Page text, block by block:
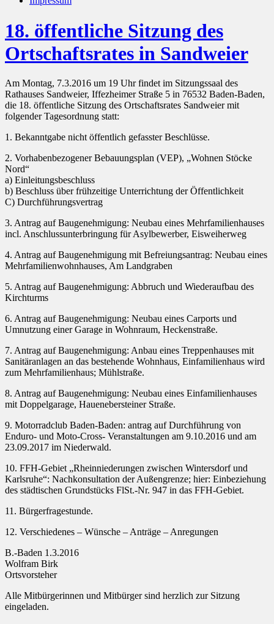
18. öffentliche Sitzung des
Ortschaftsrates in Sandweier
Am Montag, 7.3.2016 um 19 Uhr findet im Sitzungssaal des
Rathauses Sandweier, Iffezheimer Straße 5 in 76532 Baden-Baden,
die 18. öffentliche Sitzung des Ortschaftsrates Sandweier mit
folgender Tagesordnung statt:
1. Bekanntgabe nicht öffentlich gefasster Beschlüsse.
2. Vorhabenbezogener Bebauungsplan (VEP), „Wohnen Stöcke
Nord“
a) Einleitungsbeschluss
b) Beschluss über frühzeitige Unterrichtung der Öffentlichkeit
C) Durchführungsvertrag
3. Antrag auf Baugenehmigung: Neubau eines Mehrfamilienhauses
incl. Anschlussunterbringung für Asylbewerber, Eisweiherweg
4. Antrag auf Baugenehmigung mit Befreiungsantrag: Neubau eines
Mehrfamilienwohnhauses, Am Landgraben
5. Antrag auf Baugenehmigung: Abbruch und Wiederaufbau des
Kirchturms
6. Antrag auf Baugenehmigung: Neubau eines Carports und
Umnutzung einer Garage in Wohnraum, Heckenstraße.
7. Antrag auf Baugenehmigung: Anbau eines Treppenhauses mit
Sanitäranlagen an das bestehende Wohnhaus, Einfamilienhaus wird
zum Mehrfamilienhaus; Mühlstraße.
8. Antrag auf Baugenehmigung: Neubau eines Einfamilienhauses
mit Doppelgarage, Hauenebersteiner Straße.
9. Motorradclub Baden-Baden: antrag auf Durchführung von
Enduro- und Moto-Cross- Veranstaltungen am 9.10.2016 und am
23.09.2017 im Niederwald.
10. FFH-Gebiet „Rheinniederungen zwischen Wintersdorf und
Karlsruhe“: Nachkonsultation der Außengrenze; hier: Einbeziehung
des städtischen Grundstücks FlSt.-Nr. 947 in das FFH-Gebiet.
11. Bürgerfragestunde.
12. Verschiedenes – Wünsche – Anträge – Anregungen
B.-Baden 1.3.2016
Wolfram Birk
Ortsvorsteher
Alle Mitbürgerinnen und Mitbürger sind herzlich zur Sitzung
eingeladen.